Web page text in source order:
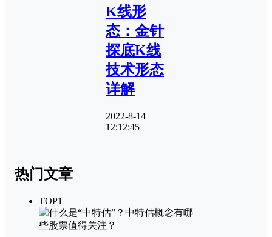
K线形
态：金针
探底K线
技术形态
详解
2022-8-14
12:12:45
热门文章
TOP1